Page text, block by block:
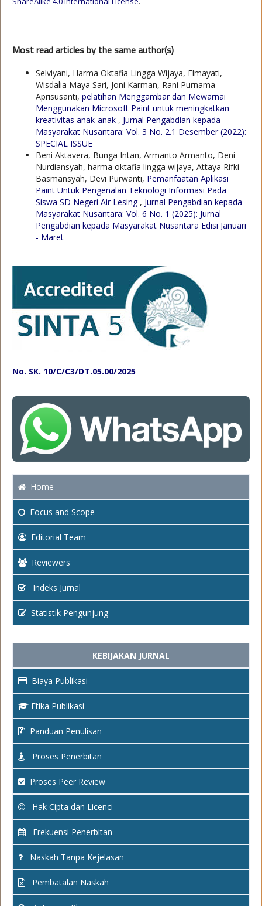
Most read articles by the same author(s)
Selviyani, Harma Oktafia Lingga Wijaya, Elmayati,
Wisdalia Maya Sari, Joni Karman, Rani Purnama
Aprisusanti, pelatihan Menggambar dan Mewarnai
Menggunakan Microsoft Paint untuk meningkatkan
kreativitas anak-anak , Jurnal Pengabdian kepada
Masyarakat Nusantara: Vol. 3 No. 2.1 Desember (2022):
SPECIAL ISSUE
Beni Aktavera, Bunga Intan, Armanto Armanto, Deni
Nurdiansyah, harma oktafia lingga wijaya, Attaya Rifki
Basmansyah, Devi Purwanti, Pemanfaatan Aplikasi
Paint Untuk Pengenalan Teknologi Informasi Pada
Siswa SD Negeri Air Lesing , Jurnal Pengabdian kepada
Masyarakat Nusantara: Vol. 6 No. 1 (2025): Jurnal
Pengabdian kepada Masyarakat Nusantara Edisi Januari
- Maret
No. SK. 10/C/C3/DT.05.00/2025
Home
Focus and Scope
Editorial Team
Reviewers
Indeks Jurnal
Statistik Pengunjung
KEBIJAKAN JURNAL
Biaya Publikasi
Etika Publikasi
Panduan Penulisan
Proses Penerbitan
Proses Peer Review
Hak Cipta dan Licenci
Frekuensi Penerbitan
Naskah Tanpa Kejelasan
Pembatalan Naskah